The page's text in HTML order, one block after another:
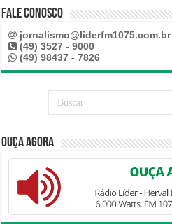
Fale Conosco
jornalismo@liderfm1075.com.br
(49) 3527 - 9000
(49) 98437 - 7826
Ouça Agora